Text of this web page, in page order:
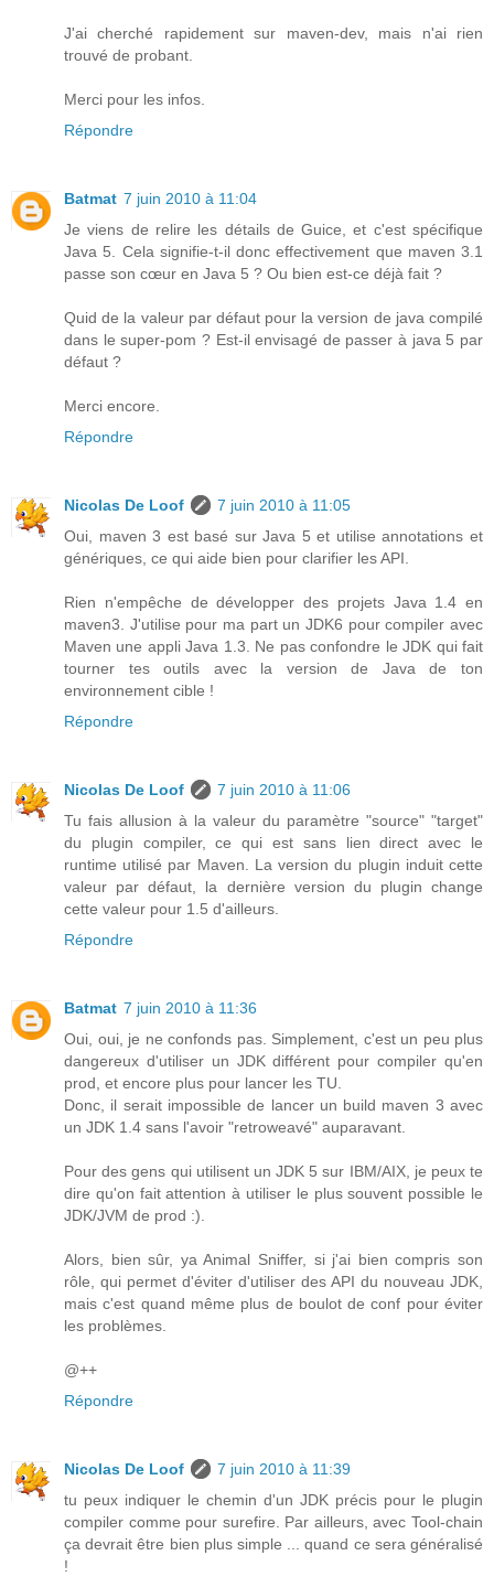
J'ai cherché rapidement sur maven-dev, mais n'ai rien
trouvé de probant.
Merci pour les infos.
Répondre
Batmat 7 juin 2010 à 11:04
Je viens de relire les détails de Guice, et c'est spécifique
Java 5. Cela signifie-t-il donc effectivement que maven 3.1
passe son cœur en Java 5 ? Ou bien est-ce déjà fait ?
Quid de la valeur par défaut pour la version de java compilé
dans le super-pom ? Est-il envisagé de passer à java 5 par
défaut ?
Merci encore.
Répondre
Nicolas De Loof
7 juin 2010 à 11:05
Oui, maven 3 est basé sur Java 5 et utilise annotations et
génériques, ce qui aide bien pour clarifier les API.
Rien n'empêche de développer des projets Java 1.4 en
maven3. J'utilise pour ma part un JDK6 pour compiler avec
Maven une appli Java 1.3. Ne pas confondre le JDK qui fait
tourner tes outils avec la version de Java de ton
environnement cible !
Répondre
Nicolas De Loof
7 juin 2010 à 11:06
Tu fais allusion à la valeur du paramètre "source" "target"
du plugin compiler, ce qui est sans lien direct avec le
runtime utilisé par Maven. La version du plugin induit cette
valeur par défaut, la dernière version du plugin change
cette valeur pour 1.5 d'ailleurs.
Répondre
Batmat 7 juin 2010 à 11:36
Oui, oui, je ne confonds pas. Simplement, c'est un peu plus
dangereux d'utiliser un JDK différent pour compiler qu'en
prod, et encore plus pour lancer les TU.
Donc, il serait impossible de lancer un build maven 3 avec
un JDK 1.4 sans l'avoir "retroweavé" auparavant.
Pour des gens qui utilisent un JDK 5 sur IBM/AIX, je peux te
dire qu'on fait attention à utiliser le plus souvent possible le
JDK/JVM de prod :).
Alors, bien sûr, ya Animal Sniffer, si j'ai bien compris son
rôle, qui permet d'éviter d'utiliser des API du nouveau JDK,
mais c'est quand même plus de boulot de conf pour éviter
les problèmes.
@++
Répondre
Nicolas De Loof
7 juin 2010 à 11:39
tu peux indiquer le chemin d'un JDK précis pour le plugin
compiler comme pour surefire. Par ailleurs, avec Tool-chain
ça devrait être bien plus simple ... quand ce sera généralisé
!